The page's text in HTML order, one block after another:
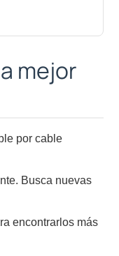
mejor
por cable
Busca nuevas
encontrarlos más